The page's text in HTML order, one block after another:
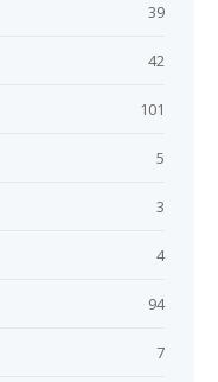
39
42
101
5
3
4
94
7